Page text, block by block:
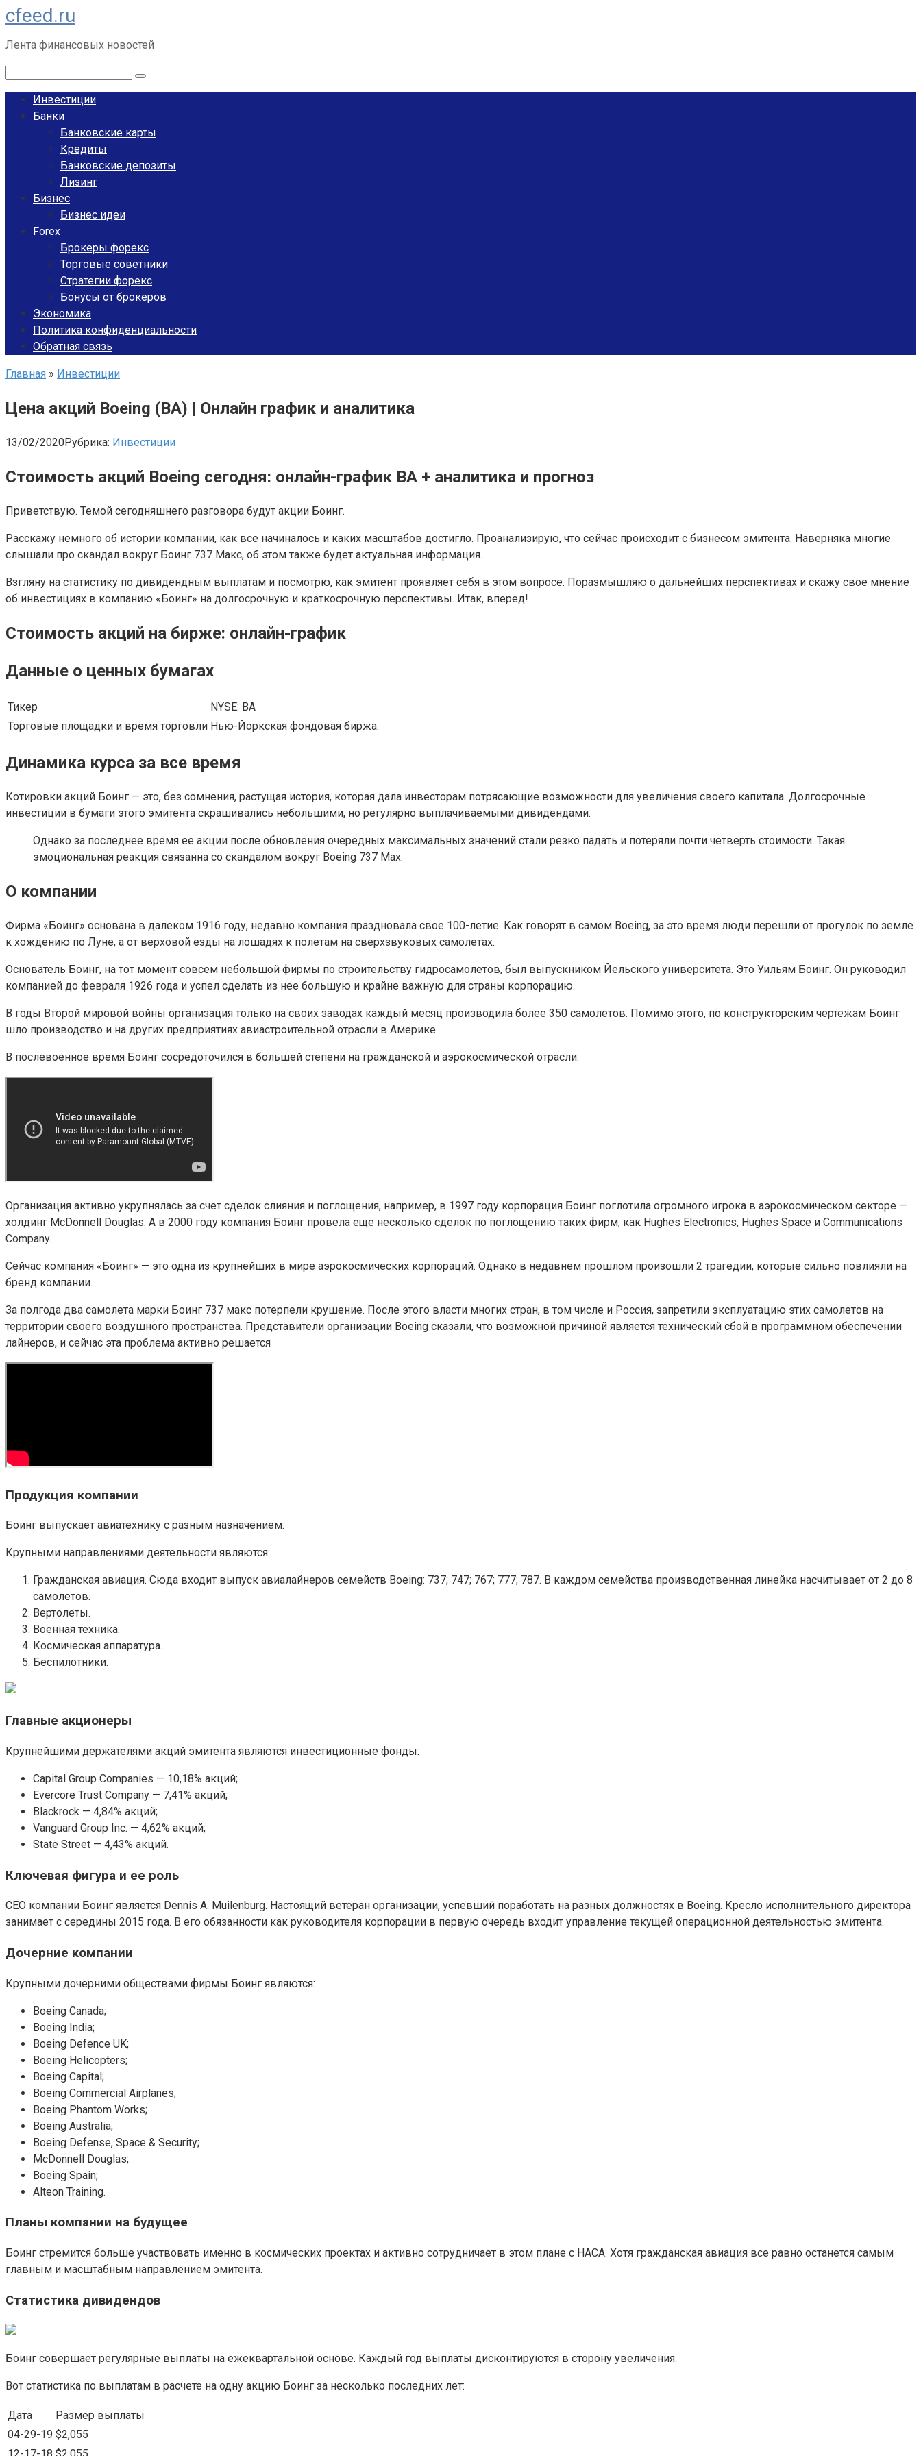
Перейти
к
контенту
cfeed.ru
Лента финансовых новостей
Инвестиции
Банки
Банковские карты
Кредиты
Банковские депозиты
Лизинг
Бизнес
Бизнес идеи
Forex
Брокеры форекс
Торговые советники
Стратегии форекс
Бонусы от брокеров
Экономика
Политика конфиденциальности
Обратная связь
Главная » Инвестиции
Цена акций Boeing (BA) | Онлайн график и аналитика
13/02/2020Рубрика: Инвестиции
Стоимость акций Boeing сегодня: онлайн-график BA + аналитика и прогноз
Приветствую. Темой сегодняшнего разговора будут акции Боинг.
Расскажу немного об истории компании, как все начиналось и каких масштабов достигло. Проанализирую, что сейчас происходит с бизнесом эмитента. Наверняка многие
слышали про скандал вокруг Боинг 737 Макс, об этом также будет актуальная информация.
Взгляну на статистику по дивидендным выплатам и посмотрю, как эмитент проявляет себя в этом вопросе. Поразмышляю о дальнейших перспективах и скажу свое мнение
об инвестициях в компанию «Боинг» на долгосрочную и краткосрочную перспективы. Итак, вперед!
Стоимость акций на бирже: онлайн-график
Данные о ценных бумагах
Тикер
NYSE: ВА
Торговые площадки и время торговли Нью-Йоркская фондовая биржа:
Динамика курса за все время
Котировки акций Боинг — это, без сомнения, растущая история, которая дала инвесторам потрясающие возможности для увеличения своего капитала. Долгосрочные
инвестиции в бумаги этого эмитента скрашивались небольшими, но регулярно выплачиваемыми дивидендами.
Однако за последнее время ее акции после обновления очередных максимальных значений стали резко падать и потеряли почти четверть стоимости. Такая
эмоциональная реакция связанна со скандалом вокруг Boeing 737 Max.
О компании
Фирма «Боинг» основана в далеком 1916 году, недавно компания праздновала свое 100-летие. Как говорят в самом Boeing, за это время люди перешли от прогулок по земле
к хождению по Луне, а от верховой езды на лошадях к полетам на сверхзвуковых самолетах.
Основатель Боинг, на тот момент совсем небольшой фирмы по строительству гидросамолетов, был выпускником Йельского университета. Это Уильям Боинг. Он руководил
компанией до февраля 1926 года и успел сделать из нее большую и крайне важную для страны корпорацию.
В годы Второй мировой войны организация только на своих заводах каждый месяц производила более 350 самолетов. Помимо этого, по конструкторским чертежам Боинг
шло производство и на других предприятиях авиастроительной отрасли в Америке.
В послевоенное время Боинг сосредоточился в большей степени на гражданской и аэрокосмической отрасли.
Организация активно укрупнялась за счет сделок слияния и поглощения, например, в 1997 году корпорация Боинг поглотила огромного игрока в аэрокосмическом секторе —
холдинг McDonnell Douglas. А в 2000 году компания Боинг провела еще несколько сделок по поглощению таких фирм, как Hughes Electronics, Hughes Space и Communications
Company.
Сейчас компания «Боинг» — это одна из крупнейших в мире аэрокосмических корпораций. Однако в недавнем прошлом произошли 2 трагедии, которые сильно повлияли на
бренд компании.
За полгода два самолета марки Боинг 737 макс потерпели крушение. После этого власти многих стран, в том числе и Россия, запретили эксплуатацию этих самолетов на
территории своего воздушного пространства. Представители организации Boeing сказали, что возможной причиной является технический сбой в программном обеспечении
лайнеров, и сейчас эта проблема активно решается
Продукция компании
Боинг выпускает авиатехнику с разным назначением.
Крупными направлениями деятельности являются:
Гражданская авиация. Сюда входит выпуск авиалайнеров семейств Boeing: 737; 747; 767; 777; 787. В каждом семейства производственная линейка насчитывает от 2 до 8
самолетов.
Вертолеты.
Военная техника.
Космическая аппаратура.
Беспилотники.
Главные акционеры
Крупнейшими держателями акций эмитента являются инвестиционные фонды:
Capital Group Companies — 10,18% акций;
Evercore Trust Company — 7,41% акций;
Blackrock — 4,84% акций;
Vanguard Group Inc. — 4,62% акций;
State Street — 4,43% акций.
Ключевая фигура и ее роль
СЕО компании Боинг является Dennis A. Muilenburg. Настоящий ветеран организации, успевший поработать на разных должностях в Boeing. Кресло исполнительного директора
занимает с середины 2015 года. В его обязанности как руководителя корпорации в первую очередь входит управление текущей операционной деятельностью эмитента.
Дочерние компании
Крупными дочерними обществами фирмы Боинг являются:
Boeing Canada;
Boeing India;
Boeing Defence UK;
Boeing Helicopters;
Boeing Capital;
Boeing Commercial Airplanes;
Boeing Phantom Works;
Boeing Australia;
Boeing Defense, Space & Security;
McDonnell Douglas;
Boeing Spain;
Alteon Training.
Планы компании на будущее
Боинг стремится больше участвовать именно в космических проектах и активно сотрудничает в этом плане с НАСА. Хотя гражданская авиация все равно останется самым
главным и масштабным направлением эмитента.
Статистика дивидендов
Боинг совершает регулярные выплаты на ежеквартальной основе. Каждый год выплаты дисконтируются в сторону увеличения.
Вот статистика по выплатам в расчете на одну акцию Боинг за несколько последних лет:
Дата
Размер выплаты
04-29-19 $2,055
12-17-18 $2,055